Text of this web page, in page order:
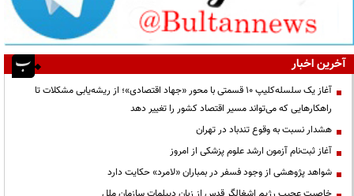
آخرین اخبار
آغاز یک سلسله‌کلیپ ۱۰ قسمتی با محور «جهاد اقتصادی»؛ از ریشه‌یابی مشکلات تا
راهکارهایی که می‌تواند مسیر اقتصاد کشور را تغییر دهد
هشدار نسبت به وقوع تندباد در تهران
آغاز ثبت‌نام آزمون ارشد علوم پزشکی از امروز
شواهد پژوهشی از وجود فسفر در بمباران «لامرد» حکایت دارد